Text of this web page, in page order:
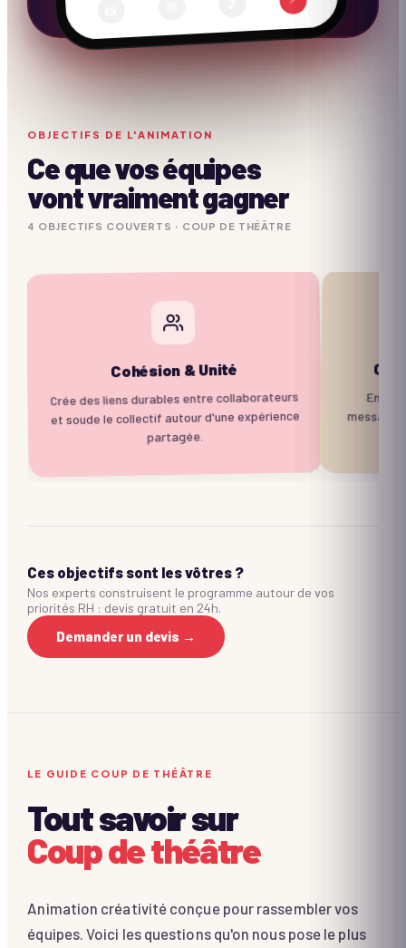
OBJECTIFS DE L'ANIMATION
Ce que vos équipes
vont vraiment gagner
4 OBJECTIFS COUVERTS · COUP DE THÉÂTRE
Cohésion & Unité
Crée des liens durables entre collaborateurs
et soude le collectif autour d'une expérience
partagée.
Ces objectifs sont les vôtres ?
Nos experts construisent le programme autour de vos
priorités RH : devis gratuit en 24h.
Demander un devis →
LE GUIDE COUP DE THÉÂTRE
Tout savoir sur
Coup de théâtre
Animation créativité conçue pour rassembler vos
équipes. Voici les questions qu'on nous pose le plus